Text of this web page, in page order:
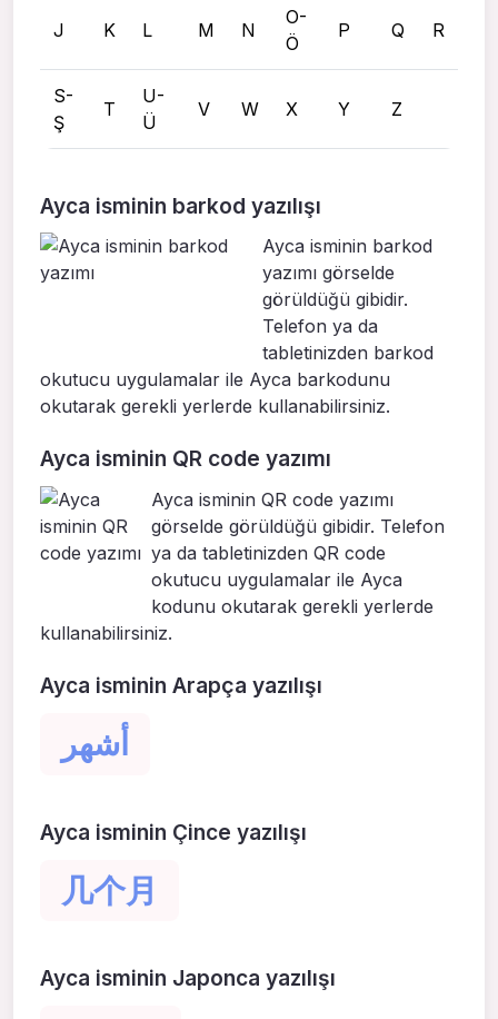
J K L M N
O-
Ö
P Q R
S-
Ş
T
U-
Ü
V W X Y Z
Ayca isminin barkod yazılışı
Ayca isminin barkod
yazımı görselde
görüldüğü gibidir.
Telefon ya da
tabletinizden barkod
okutucu uygulamalar ile Ayca barkodunu
okutarak gerekli yerlerde kullanabilirsiniz.
Ayca isminin QR code yazımı
Ayca isminin QR code yazımı
görselde görüldüğü gibidir. Telefon
ya da tabletinizden QR code
okutucu uygulamalar ile Ayca
kodunu okutarak gerekli yerlerde
kullanabilirsiniz.
Ayca isminin Arapça yazılışı
أشهر
Ayca isminin Çince yazılışı
几个月
Ayca isminin Japonca yazılışı